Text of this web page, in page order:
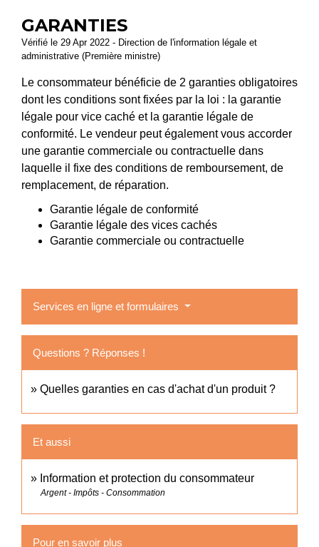
GARANTIES
Vérifié le 29 Apr 2022 - Direction de l'information légale et
administrative (Première ministre)
Le consommateur bénéficie de 2 garanties obligatoires
dont les conditions sont fixées par la loi : la garantie
légale pour vice caché et la garantie légale de
conformité. Le vendeur peut également vous accorder
une garantie commerciale ou contractuelle dans
laquelle il fixe des conditions de remboursement, de
remplacement, de réparation.
Garantie légale de conformité
Garantie légale des vices cachés
Garantie commerciale ou contractuelle
Services en ligne et formulaires
Questions ? Réponses !
Quelles garanties en cas d'achat d'un produit ?
Et aussi
Information et protection du consommateur
Argent - Impôts - Consommation
Pour en savoir plus